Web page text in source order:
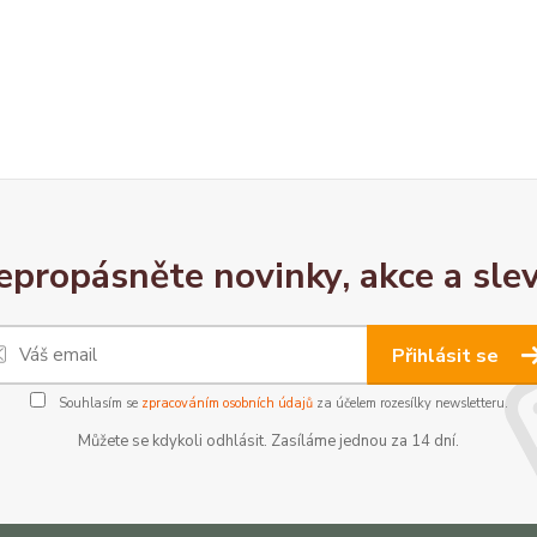
novinky, akce a
Přihlásit se
Souhlasím se zpracováním osobních údajůza účelem rozesílky newsletteru.
Můžete se kdykoli odhlásit. Zasíláme jednou za 14 dní.